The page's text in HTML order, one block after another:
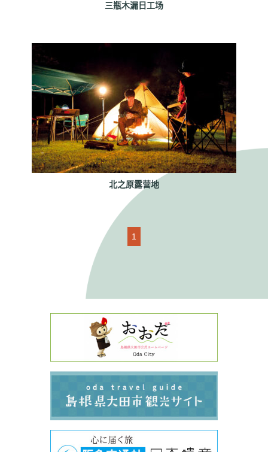
三瓶木漏日工场
北之原露营地
1